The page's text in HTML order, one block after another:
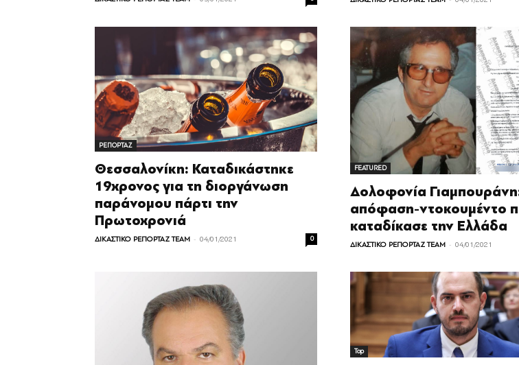
ΡΕΠΟΡΤΑΖ
Θεσσαλονίκη: Καταδικάστηκε
19χρονος για τη διοργάνωση
παράνομου πάρτι την
Πρωτοχρονιά
ΔΙΚΑΣΤΙΚΟ ΡΕΠΟΡΤΑΖ TEAM - 04/01/2021 0
FEATURED
Δολοφονία
απόφαση-ντοκουμέντο
καταδίκασε την Ελλάδα
ΔΙΚΑΣΤΙΚΟ ΡΕΠΟΡΤΑΖ TEAM - 04/01/2021
Top